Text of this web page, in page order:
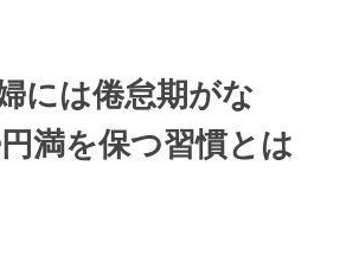
には倦怠期がな
満を保つ習慣とは